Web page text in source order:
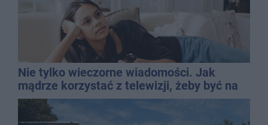
Nie tylko wieczorne wiadomości. Jak
mądrze korzystać z telewizji, żeby być na
bieżąco, ale nie żyć w informacyjnym
chaosie?